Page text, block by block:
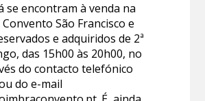
se encontram à venda na
São Francisco e
e adquiridos de 2ª
das 15h00 às 20h00, no
do contacto telefónico
do e-mail